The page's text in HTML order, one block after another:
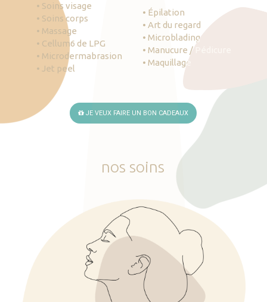
• Soins visage
• Soins corps
• Massage
• Cellum6 de LPG
• Microdermabrasion
• Jet peel
• Épilation
• Art du regard
• Microblading
• Manucure / Pédicure
• Maquillage
JE VEUX FAIRE UN BON CADEAUX
nos soins